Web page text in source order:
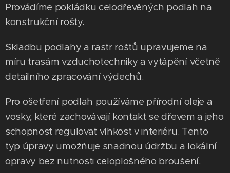
Provádíme pokládku celodřevěných podlah na
konstrukční rošty.
​Skladbu podlahy a rastr roštů upravujeme na
míru trasám vzduchotechniky a vytápění včetně
detailního zpracování výdechů.
​Pro ošetření podlah používáme přírodní oleje a
vosky, které zachovávají kontakt se dřevem a jeho
schopnost regulovat vlhkost v interiéru. Tento
typ úpravy umožňuje snadnou údržbu a lokální
opravy bez nutnosti celoplošného broušení.